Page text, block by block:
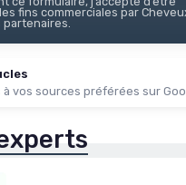
fins commerciales par
vos sources préférées sur